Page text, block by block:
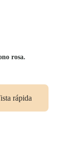
rosa.
rápida